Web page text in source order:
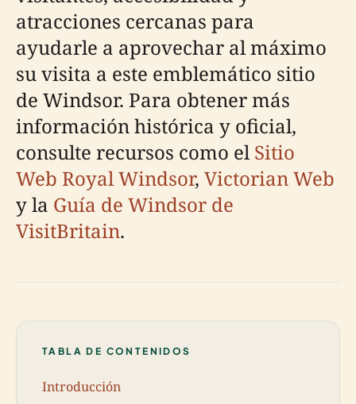
atracciones cercanas para
ayudarle a aprovechar al máximo
su visita a este emblemático sitio
de Windsor. Para obtener más
información histórica y oficial,
consulte recursos como elSitio
Web Royal Windsor, Victorian Web
y la Guía de Windsor de
VisitBritain.
TABLA DE CONTENIDOS
Introducción